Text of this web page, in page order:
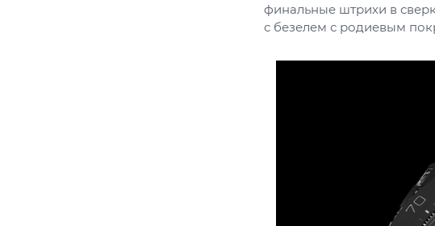
финальные штрихи в
с безелем с родиевым